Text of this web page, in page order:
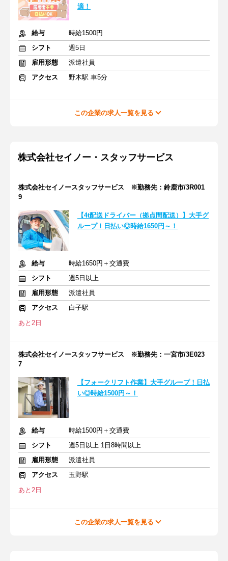
適！
給与
時給1500円
シフト
週5日
雇用形態
派遣社員
アクセス
野木駅 車5分
この企業の求人一覧を見る
株式会社セイノー・スタッフサービス
株式会社セイノースタッフサービス ※勤務先：鈴鹿市/3R001
9
【4t配送ドライバー（拠点間配送）】大手グ
ループ！日払い◎時給1650円～！
給与
時給1650円＋交通費
シフト
週5日以上
雇用形態
派遣社員
アクセス
白子駅
あと2日
株式会社セイノースタッフサービス ※勤務先：一宮市/3E023
7
【フォークリフト作業】大手グループ！日払
い◎時給1500円～！
給与
時給1500円＋交通費
シフト
週5日以上 1日8時間以上
雇用形態
派遣社員
アクセス
玉野駅
あと2日
この企業の求人一覧を見る